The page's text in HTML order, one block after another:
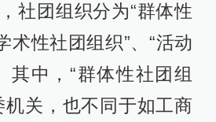
社团组织分为“群体性
术性社团组织”、“活动
其中，“群体性社团组
机关，也不同于如工商